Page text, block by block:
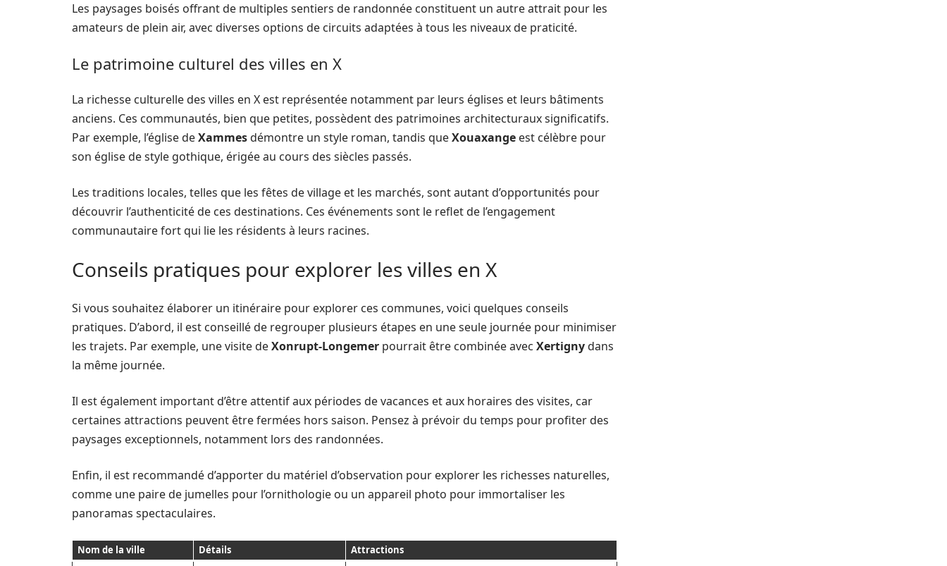
Les paysages boisés offrant de multiples sentiers de randonnée constituent un autre attrait pour les
amateurs de plein air, avec diverses options de circuits adaptées à tous les niveaux de praticité.
Le patrimoine culturel des villes en X
La richesse culturelle des villes en X est représentée notamment par leurs églises et leurs bâtiments
anciens. Ces communautés, bien que petites, possèdent des patrimoines architecturaux significatifs.
Par exemple, l’église deXammesdémontre un style roman, tandis queXouaxange est célèbre pour
son église de style gothique, érigée au cours des siècles passés.
Les traditions locales, telles que les fêtes de village et les marchés, sont autant d’opportunités pour
découvrir l’authenticité de ces destinations. Ces événements sont le reflet de l’engagement
communautaire fort qui lie les résidents à leurs racines.
Conseils pratiques pour explorer les villes en X
Si vous souhaitez élaborer un itinéraire pour explorer ces communes, voici quelques conseils
pratiques. D’abord, il est conseillé de regrouper plusieurs étapes en une seule journée pour minimiser
les trajets. Par exemple, une visite deXonrupt-Longemer pourrait être combinée avec Xertignydans
la même journée.
Il est également important d’être attentif aux périodes de vacances et aux horaires des visites, car
certaines attractions peuvent être fermées hors saison. Pensez à prévoir du temps pour profiter des
paysages exceptionnels, notamment lors des randonnées.
Enfin, il est recommandé d’apporter du matériel d’observation pour explorer les richesses naturelles,
comme une paire de jumelles pour l’ornithologie ou un appareil photo pour immortaliser les
panoramas spectaculaires.
Nom de la ville Détails Attractions